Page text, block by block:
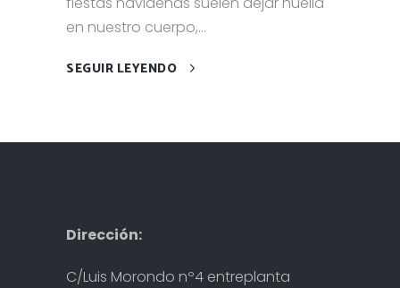
en nuestro cuerpo,...
SEGUIR LEYENDO
Dirección:
C/Luis Morondo nº4 entreplanta